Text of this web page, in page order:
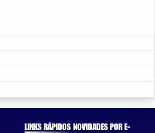
LINKS RÁPIDOS NOVIDADES POR E-